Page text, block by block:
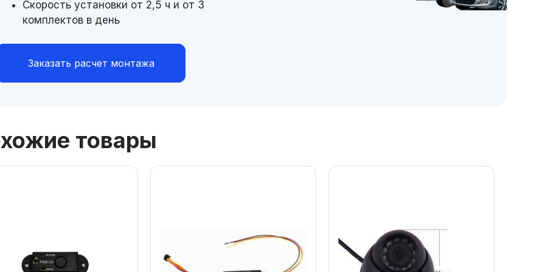
Скорость установки от 2,5 ч и от 3
комплектов в день
Заказать расчет монтажа
товары